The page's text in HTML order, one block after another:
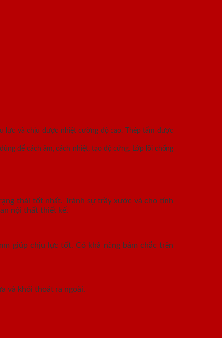
lực và chịu được nhiệt cường độ cao. Thép tấm được
để cách âm, cách nhiệt, tạo độ cứng. Lớp lõi chống
thái tốt nhất. Tránh sự trầy xước và cho tính
nội thất thiết kế.
giúp chịu lực tốt. Có khả năng bám chắc trên
và khói thoát ra ngoài.